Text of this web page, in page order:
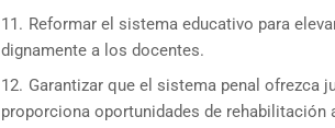
Reformar el sistema educativo para
dignamente a los docentes.
Garantizar que el sistema penal ofrezca
proporciona oportunidades de rehabilitación